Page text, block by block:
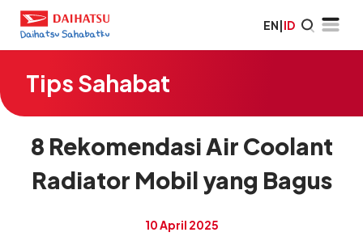
EN|ID
Tips Sahabat
8 Rekomendasi Air Coolant
Radiator Mobil yang Bagus
10 April 2025